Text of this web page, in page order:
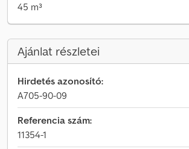
45 m³
Ajánlat részletei
Hirdetés azonosító:
A705-90-09
Referencia szám:
11354-1